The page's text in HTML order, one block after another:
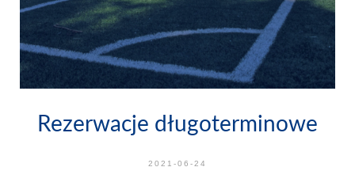
Rezerwacje długoterminowe
2021-06-24